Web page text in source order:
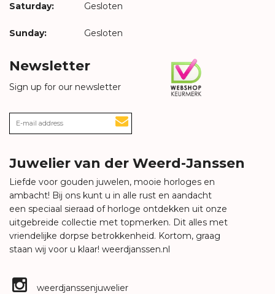
Saturday: Gesloten
Sunday: Gesloten
Newsletter
Sign up for our newsletter
Juwelier van der Weerd-Janssen
Liefde voor gouden juwelen, mooie horloges en
ambacht! Bij ons kunt u in alle rust en aandacht
een speciaal sieraad of horloge ontdekken uit onze
uitgebreide collectie met topmerken. Dit alles met
vriendelijke dorpse betrokkenheid. Kortom, graag
staan wij voor u klaar! weerdjanssen.nl
weerdjanssenjuwelier